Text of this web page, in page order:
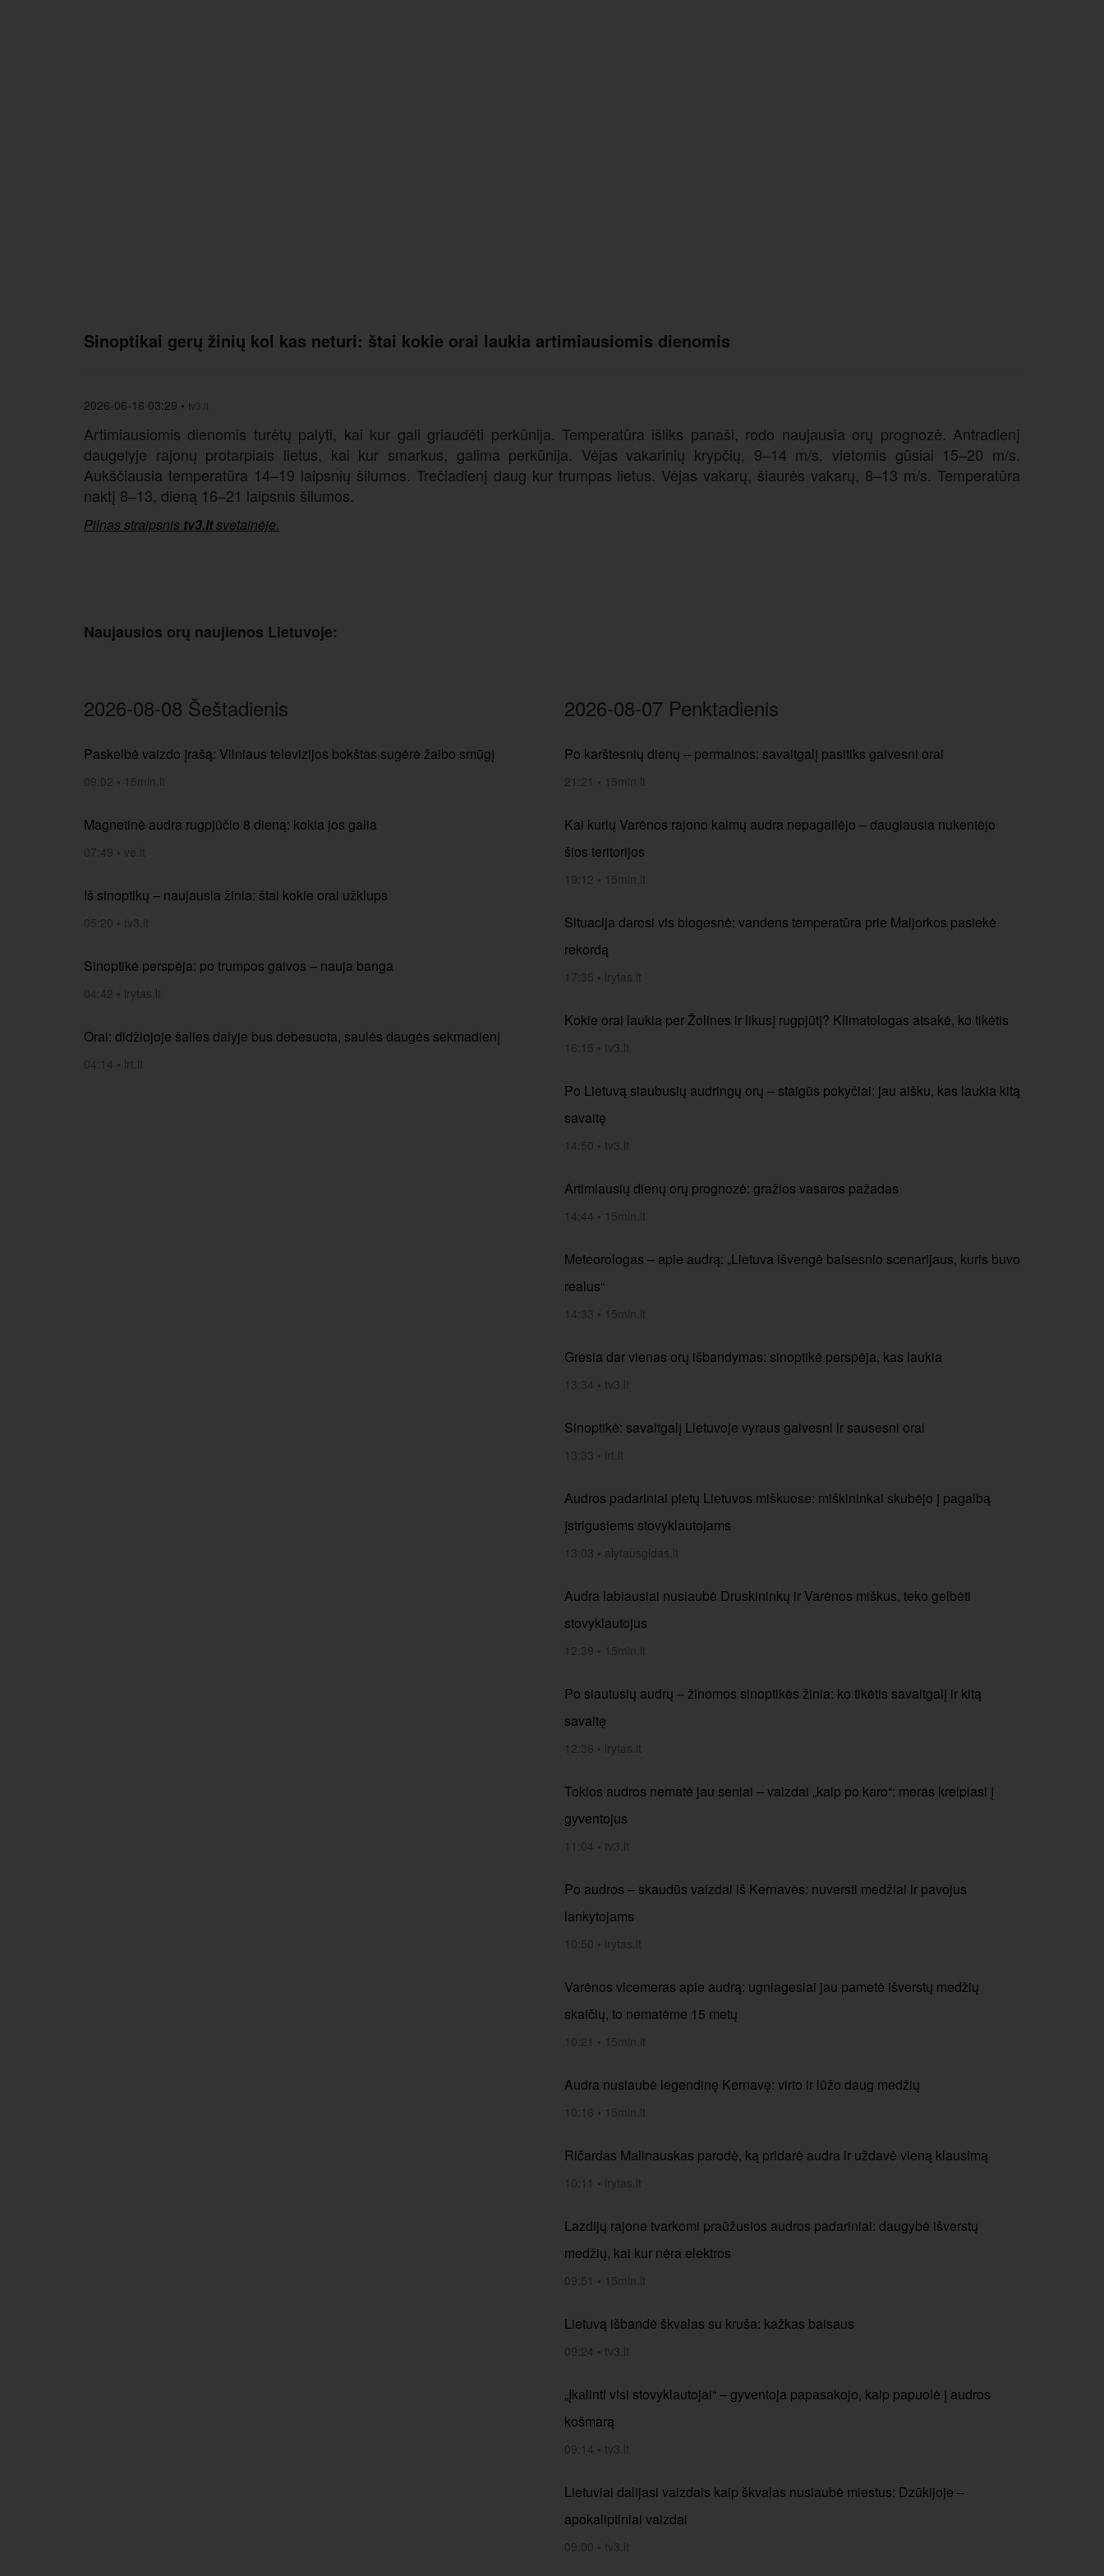
Sinoptikai gerų žinių kol kas neturi: štai kokie orai laukia artimiausiomis dienomis
2026-06-16 03:29 • tv3.lt
Artimiausiomis dienomis turėtų palyti, kai kur gali griaudėti perkūnija. Temperatūra išliks panaši, rodo naujausia orų prognozė. Antradienį
daugelyje rajonų protarpiais lietus, kai kur smarkus, galima perkūnija. Vėjas vakarinių krypčių, 9–14 m/s, vietomis gūsiai 15–20 m/s.
Aukščiausia temperatūra 14–19 laipsnių šilumos. Trečiadienį daug kur trumpas lietus. Vėjas vakarų, šiaurės vakarų, 8–13 m/s. Temperatūra
naktį 8–13, dieną 16–21 laipsnis šilumos.
Pilnas straipsnis tv3.ltsvetainėje.
Naujausios orų naujienos Lietuvoje:
2026-08-08 Šeštadienis
Paskelbė vaizdo įrašą: Vilniaus televizijos bokštas sugėrė žaibo smūgį
09:02 • 15min.lt
Magnetinė audra rugpjūčio 8 dieną: kokia jos galia
07:49 • ve.lt
Iš sinoptikų – naujausia žinia: štai kokie orai užklups
05:20 • tv3.lt
Sinoptikė perspėja: po trumpos gaivos – nauja banga
04:42 • lrytas.lt
Orai: didžiojoje šalies dalyje bus debesuota, saulės daugės sekmadienį
04:14 • lrt.lt
2026-08-07 Penktadienis
Po karštesnių dienų – permainos: savaitgalį pasitiks gaivesni orai
21:21 • 15min.lt
Kai kurių Varėnos rajono kaimų audra nepagailėjo – daugiausia nukentėjo
šios teritorijos
19:12 • 15min.lt
Situacija darosi vis blogesnė: vandens temperatūra prie Maljorkos pasiekė
rekordą
17:35 • lrytas.lt
Kokie orai laukia per Žolines ir likusį rugpjūtį? Klimatologas atsakė, ko tikėtis
16:15 • tv3.lt
Po Lietuvą siaubusių audringų orų – staigūs pokyčiai: jau aišku, kas laukia kitą
savaitę
14:50 • tv3.lt
Artimiausių dienų orų prognozė: gražios vasaros pažadas
14:44 • 15min.lt
Meteorologas – apie audrą: „Lietuva išvengė baisesnio scenarijaus, kuris buvo
realus“
14:33 • 15min.lt
Gresia dar vienas orų išbandymas: sinoptikė perspėja, kas laukia
13:34 • tv3.lt
Sinoptikė: savaitgalį Lietuvoje vyraus gaivesni ir sausesni orai
13:33 • lrt.lt
Audros padariniai pietų Lietuvos miškuose: miškininkai skubėjo į pagalbą
įstrigusiems stovyklautojams
13:03 • alytausgidas.lt
Audra labiausiai nusiaubė Druskininkų ir Varėnos miškus, teko gelbėti
stovyklautojus
12:39 • 15min.lt
Po siautusių audrų – žinomos sinoptikės žinia: ko tikėtis savaitgalį ir kitą
savaitę
12:36 • lrytas.lt
Tokios audros nematė jau seniai – vaizdai „kaip po karo“: meras kreipiasi į
gyventojus
11:04 • tv3.lt
Po audros – skaudūs vaizdai iš Kernavės: nuversti medžiai ir pavojus
lankytojams
10:50 • lrytas.lt
Varėnos vicemeras apie audrą: ugniagesiai jau pametė išverstų medžių
skaičių, to nematėme 15 metų
10:21 • 15min.lt
Audra nusiaubė legendinę Kernavę: virto ir lūžo daug medžių
10:16 • 15min.lt
Ričardas Malinauskas parodė, ką pridarė audra ir uždavė vieną klausimą
10:11 • lrytas.lt
Lazdijų rajone tvarkomi praūžusios audros padariniai: daugybė išverstų
medžių, kai kur nėra elektros
09:51 • 15min.lt
Lietuvą išbandė škvalas su kruša: kažkas baisaus
09:24 • tv3.lt
„Įkalinti visi stovyklautojai“ – gyventoja papasakojo, kaip papuolė į audros
košmarą
09:14 • tv3.lt
Lietuviai dalijasi vaizdais kaip škvalas nusiaubė miestus: Dzūkijoje –
apokaliptiniai vaizdai
09:00 • tv3.lt